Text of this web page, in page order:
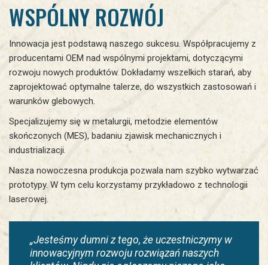
WSPÓLNY ROZWÓJ
Innowacja jest podstawą naszego sukcesu. Współpracujemy z
producentami OEM nad wspólnymi projektami, dotyczącymi
rozwoju nowych produktów. Dokładamy wszelkich starań, aby
zaprojektować optymalne talerze, do wszystkich zastosowań i
warunków glebowych.
Specjalizujemy się w metalurgii, metodzie elementów
skończonych (MES), badaniu zjawisk mechanicznych i
industrializacji.
Nasza nowoczesna produkcja pozwala nam szybko wytwarzać
prototypy. W tym celu korzystamy przykładowo z technologii
laserowej.
„Jesteśmy dumni z tego, że uczestniczymy w
innowacyjnym rozwoju rozwiązań naszych